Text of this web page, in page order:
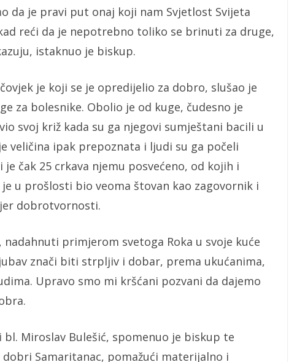
da je pravi put onaj koji nam Svjetlost Svijeta
reći da je nepotrebno toliko se brinuti za druge,
istaknuo je biskup.
je koji se je opredijelio za dobro, slušao je
za bolesnike. Obolio je od kuge, čudesno je
svoj križ kada su ga njegovi sumještani bacili u
veličina ipak prepoznata i ljudi su ga počeli
čak 25 crkava njemu posvećeno, od kojih i
u prošlosti bio veoma štovan kao zagovornik i
dobrotvornosti.
primjerom svetoga Roka u svoje kuće
znači biti strpljiv i dobar, prema ukućanima,
Upravo smo mi kršćani pozvani da dajemo
Miroslav Bulešić, spomenuo je biskup te
Samaritanac, pomažući materijalno i